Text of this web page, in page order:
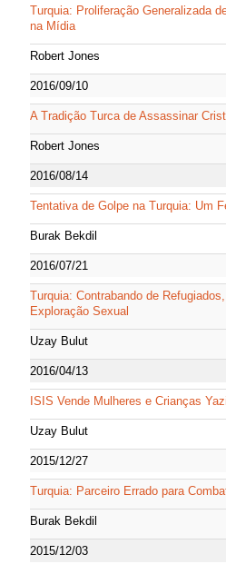
Turquia: Proliferação Generalizada
na Mídia
Robert Jones
2016/09/10
A Tradição Turca de Assassinar
Robert Jones
2016/08/14
Tentativa de Golpe na Turquia: Um
Burak Bekdil
2016/07/21
Turquia: Contrabando de
Exploração Sexual
Uzay Bulut
2016/04/13
ISIS Vende Mulheres e Crianças
Uzay Bulut
2015/12/27
Turquia: Parceiro Errado para
Burak Bekdil
2015/12/03